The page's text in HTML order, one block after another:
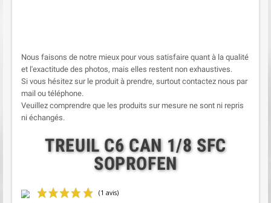
Nous faisons de notre mieux pour vous satisfaire quant à la qualité
et l'exactitude des photos, mais elles restent non exhaustives.
Si vous hésitez sur le produit à prendre, surtout contactez nous par
mail ou téléphone.
Veuillez comprendre que les produits sur mesure ne sont ni repris
ni échangés.
TREUIL C6 CAN 1/8 SFC
SOPROFEN